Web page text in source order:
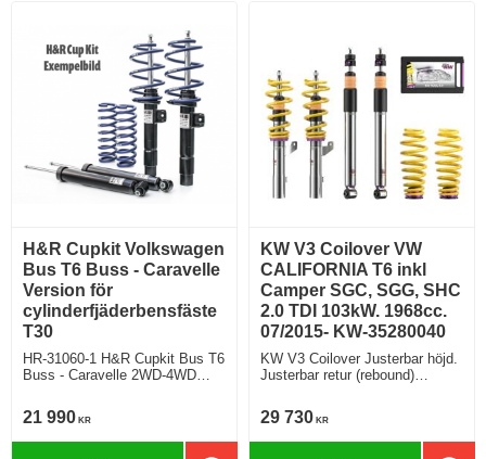
H&R Cupkit Volkswagen
Bus T6 Buss - Caravelle
Version för
cylinderfjäderbensfäste
T30
HR-31060-1 H&R Cupkit Bus T6
Buss - Caravelle 2WD-4WD
55mm
21 990 KR
KW V3 Coilover VW
CALIFORNIA T6 inkl
Camper SGC, SGG, SHC
2.0 TDI 103kW. 1968cc.
07/2015- KW-35280040
KW V3 Coilover Justerbar höjd.
Justerbar retur (rebound)
utan elektroniska stötdämpare.
Normal chassi klämfäste T30.
Modell utan DCC
29 730 KR